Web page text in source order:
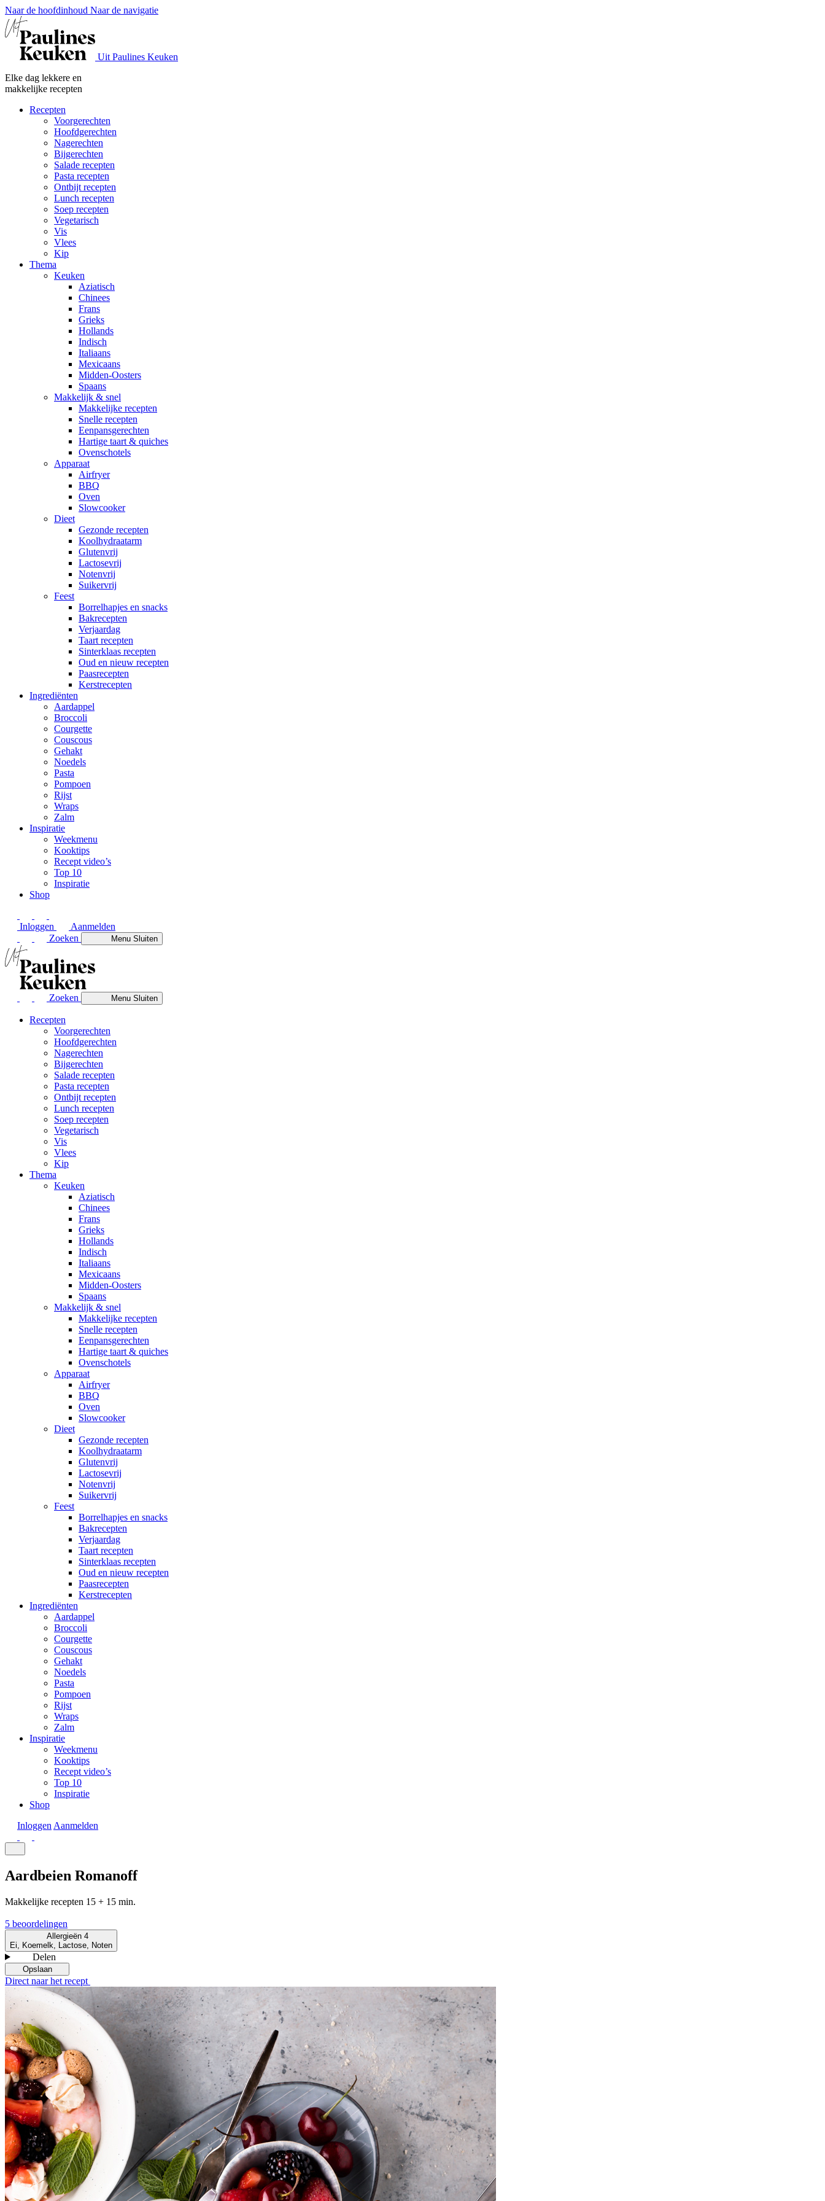
Naar de hoofdinhoud Naar de navigatie
Uit Paulines Keuken
Elke dag lekkere en
makkelijke recepten
Recepten
Voorgerechten
Hoofdgerechten
Nagerechten
Bijgerechten
Salade recepten
Pasta recepten
Ontbijt recepten
Lunch recepten
Soep recepten
Vegetarisch
Vis
Vlees
Kip
Thema
Keuken
Aziatisch
Chinees
Frans
Grieks
Hollands
Indisch
Italiaans
Mexicaans
Midden-Oosters
Spaans
Makkelijk & snel
Makkelijke recepten
Snelle recepten
Eenpansgerechten
Hartige taart & quiches
Ovenschotels
Apparaat
Airfryer
BBQ
Oven
Slowcooker
Dieet
Gezonde recepten
Koolhydraatarm
Glutenvrij
Lactosevrij
Notenvrij
Suikervrij
Feest
Borrelhapjes en snacks
Bakrecepten
Verjaardag
Taart recepten
Sinterklaas recepten
Oud en nieuw recepten
Paasrecepten
Kerstrecepten
Ingrediënten
Aardappel
Broccoli
Courgette
Couscous
Gehakt
Noedels
Pasta
Pompoen
Rijst
Wraps
Zalm
Inspiratie
Weekmenu
Kooktips
Recept video’s
Top 10
Inspiratie
Shop
Inloggen
Aanmelden
Zoeken
MenuSluiten
Zoeken MenuSluiten
Recepten
Voorgerechten
Hoofdgerechten
Nagerechten
Bijgerechten
Salade recepten
Pasta recepten
Ontbijt recepten
Lunch recepten
Soep recepten
Vegetarisch
Vis
Vlees
Kip
Thema
Keuken
Aziatisch
Chinees
Frans
Grieks
Hollands
Indisch
Italiaans
Mexicaans
Midden-Oosters
Spaans
Makkelijk & snel
Makkelijke recepten
Snelle recepten
Eenpansgerechten
Hartige taart & quiches
Ovenschotels
Apparaat
Airfryer
BBQ
Oven
Slowcooker
Dieet
Gezonde recepten
Koolhydraatarm
Glutenvrij
Lactosevrij
Notenvrij
Suikervrij
Feest
Borrelhapjes en snacks
Bakrecepten
Verjaardag
Taart recepten
Sinterklaas recepten
Oud en nieuw recepten
Paasrecepten
Kerstrecepten
Ingrediënten
Aardappel
Broccoli
Courgette
Couscous
Gehakt
Noedels
Pasta
Pompoen
Rijst
Wraps
Zalm
Inspiratie
Weekmenu
Kooktips
Recept video’s
Top 10
Inspiratie
Shop
Inloggen Aanmelden
Aardbeien Romanoff
Makkelijke recepten 15 + 15 min.
5 beoordelingen
Allergieën 4
Ei, Koemelk, Lactose, Noten
Delen
Opslaan
Direct naar het recept